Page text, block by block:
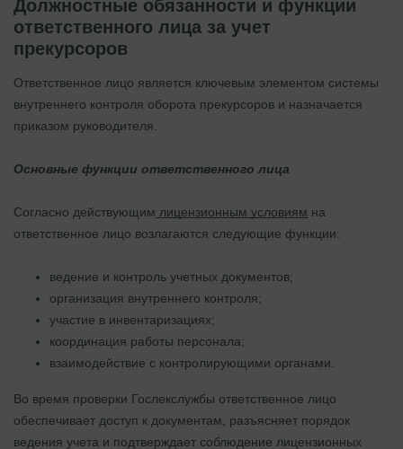
Должностные обязанности и функции
ответственного лица за учет
прекурсоров
Ответственное лицо является ключевым элементом системы
внутреннего контроля оборота прекурсоров и назначается
приказом руководителя.
Основные функции ответственного лица
Согласно действующим лицензионным условиям на
ответственное лицо возлагаются следующие функции:
ведение и контроль учетных документов;
организация внутреннего контроля;
участие в инвентаризациях;
координация работы персонала;
взаимодействие с контролирующими органами.
Во время проверки Гослекслужбы ответственное лицо
обеспечивает доступ к документам, разъясняет порядок
ведения учета и подтверждает соблюдение лицензионных